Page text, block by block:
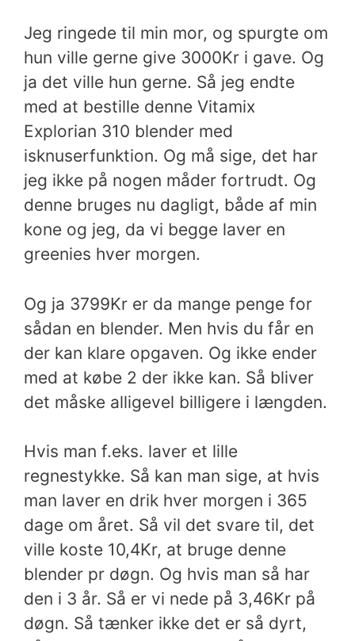
Jeg ringede til min mor, og spurgte om
hun ville gerne give 3000Kr i gave. Og
ja det ville hun gerne. Så jeg endte
med at bestille denne Vitamix
Explorian 310 blender med
isknuserfunktion. Og må sige, det har
jeg ikke på nogen måder fortrudt. Og
denne bruges nu dagligt, både af min
kone og jeg, da vi begge laver en
greenies hver morgen.
Og ja 3799Kr er da mange penge for
sådan en blender. Men hvis du får en
der kan klare opgaven. Og ikke ender
med at købe 2 der ikke kan. Så bliver
det måske alligevel billigere i længden.
Hvis man f.eks. laver et lille
regnestykke. Så kan man sige, at hvis
man laver en drik hver morgen i 365
dage om året. Så vil det svare til, det
ville koste 10,4Kr, at bruge denne
blender pr døgn. Og hvis man så har
den i 3 år. Så er vi nede på 3,46Kr på
døgn. Så tænker ikke det er så dyrt,